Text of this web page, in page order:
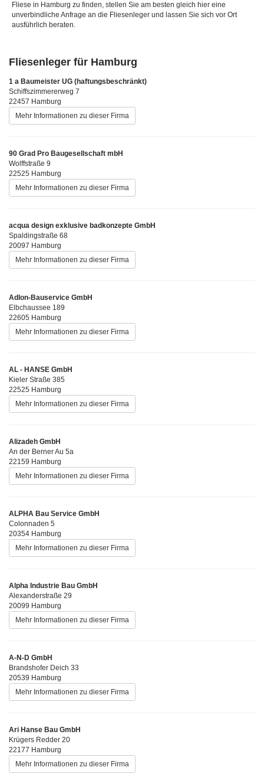
Fliese in Hamburg zu finden, stellen Sie am besten gleich hier eine
unverbindliche Anfrage an die Fliesenleger und lassen Sie sich vor Ort
ausführlich beraten.
Fliesenleger für Hamburg
1 a Baumeister UG (haftungsbeschränkt)
Schiffszimmererweg 7
22457 Hamburg
Mehr Informationen zu dieser Firma
90 Grad Pro Baugesellschaft mbH
Wolffstraße 9
22525 Hamburg
Mehr Informationen zu dieser Firma
acqua design exklusive badkonzepte GmbH
Spaldingstraße 68
20097 Hamburg
Mehr Informationen zu dieser Firma
Adlon-Bauservice GmbH
Elbchaussee 189
22605 Hamburg
Mehr Informationen zu dieser Firma
AL - HANSE GmbH
Kieler Straße 385
22525 Hamburg
Mehr Informationen zu dieser Firma
Alizadeh GmbH
An der Berner Au 5a
22159 Hamburg
Mehr Informationen zu dieser Firma
ALPHA Bau Service GmbH
Colonnaden 5
20354 Hamburg
Mehr Informationen zu dieser Firma
Alpha Industrie Bau GmbH
Alexanderstraße 29
20099 Hamburg
Mehr Informationen zu dieser Firma
A-N-D GmbH
Brandshofer Deich 33
20539 Hamburg
Mehr Informationen zu dieser Firma
Ari Hanse Bau GmbH
Krügers Redder 20
22177 Hamburg
Mehr Informationen zu dieser Firma